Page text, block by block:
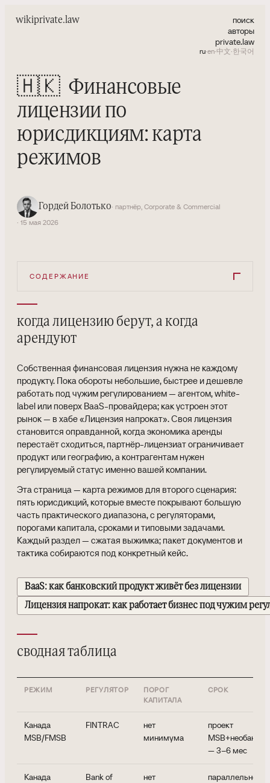
wikiprivate.law
поиск
авторы
private.law
ru·en·中文·한국어
🇭🇰 Финансовые
лицензии по
юрисдикциям: карта
режимов
Гордей Болотько· партнёр, Corporate & Commercial
· 15 мая 2026
СОДЕРЖАНИЕ
когда лицензию берут, а когда
арендуют
Собственная финансовая лицензия нужна не каждому
продукту. Пока обороты небольшие, быстрее и дешевле
работать под чужим регулированием — агентом, white-
label или поверх BaaS-провайдера; как устроен этот
рынок — в хабе «Лицензия напрокат». Своя лицензия
становится оправданной, когда экономика аренды
перестаёт сходиться, партнёр-лицензиат ограничивает
продукт или географию, а контрагентам нужен
регулируемый статус именно вашей компании.
Эта страница — карта режимов для второго сценария:
пять юрисдикций, которые вместе покрывают большую
часть практического диапазона, с регуляторами,
порогами капитала, сроками и типовыми задачами.
Каждый раздел — сжатая выжимка; пакет документов и
тактика собираются под конкретный кейс.
BaaS: как банковский продукт живёт без лицензии
Лицензия напрокат: как работает бизнес под чужим
сводная таблица
РЕЖИМ РЕГУЛЯТОР
ПОРОГ
КАПИТАЛА
СРОК
Канада
MSB/FMSB
FINTRAC
нет
минимума
проект
MSB+необанк
— 3–6 мес
Канада
Bank of
нет
параллельно с